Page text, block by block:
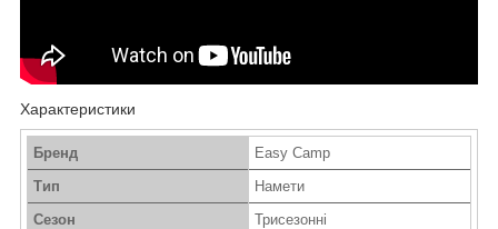
Характеристики
Бренд
Easy Camp
Тип
Намети
Сезон
Трисезонні